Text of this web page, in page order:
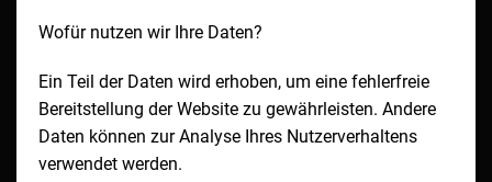
Wofür nutzen wir Ihre Daten?
Ein Teil der Daten wird erhoben, um eine fehlerfreie
Bereitstellung der Website zu gewährleisten. Andere
Daten können zur Analyse Ihres Nutzerverhaltens
verwendet werden.